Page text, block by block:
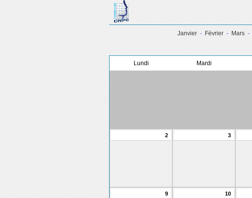
Janvier - Février - Mars -
Lundi Mardi
2 3
9 10